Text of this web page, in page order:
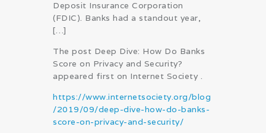
Deposit Insurance Corporation
(FDIC). Banks had a standout year,
[…]
The post Deep Dive: How Do Banks
Score on Privacy and Security?
appeared first on Internet Society .
https://www.internetsociety.org/blog
/2019/09/deep-dive-how-do-banks-
score-on-privacy-and-security/